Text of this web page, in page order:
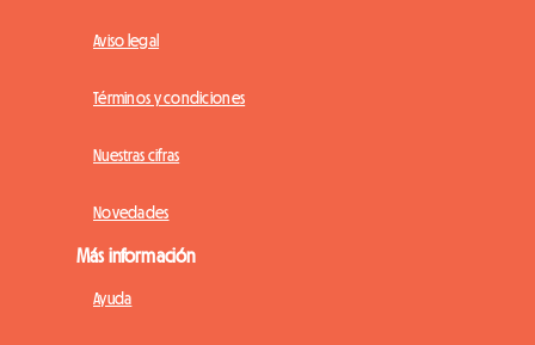
Aviso legal
Términos y condiciones
Nuestras cifras
Novedades
Más información
Ayuda